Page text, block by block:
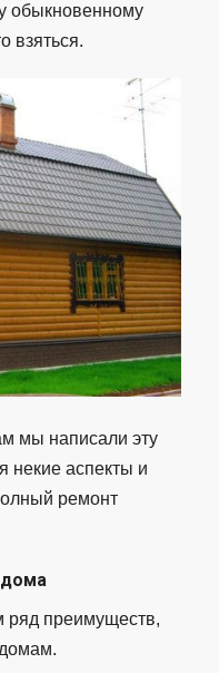
обыкновенному
взяться.
мы написали эту
некие аспекты и
ремонт
ряд преимуществ,